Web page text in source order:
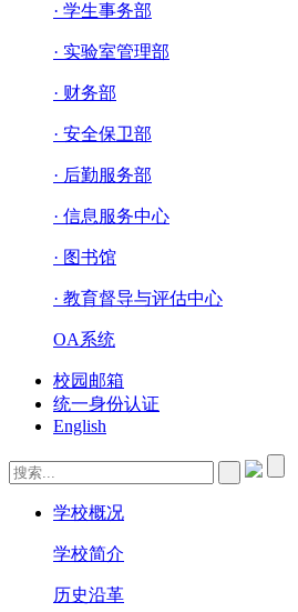
· 学生事务部
· 实验室管理部
· 财务部
· 安全保卫部
· 后勤服务部
· 信息服务中心
· 图书馆
· 教育督导与评估中心
OA系统
校园邮箱
统一身份认证
English
学校概况
学校简介
历史沿革